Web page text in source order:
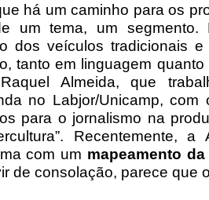
há um caminho para os
um tema, um segmento.
dos veículos tradicionais
tanto em linguagem
Almeida, que
no Labjor/Unicamp,
para o jornalismo na
Recentemente,
com um mapeamento
de consolação, parece que